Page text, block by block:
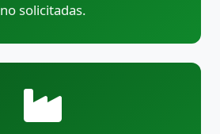
no solicitadas.